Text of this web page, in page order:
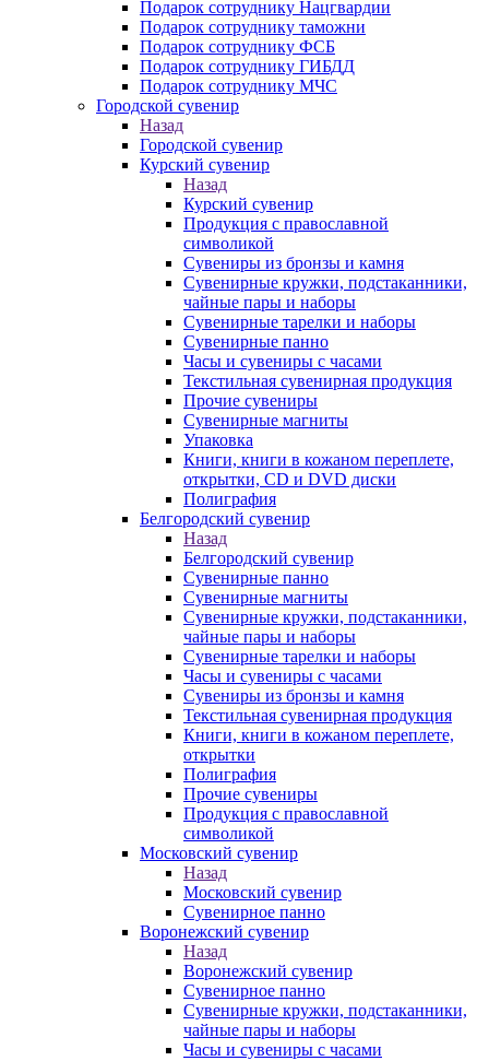
Подарок сотруднику Нацгвардии
Подарок сотруднику таможни
Подарок сотруднику ФСБ
Подарок сотруднику ГИБДД
Подарок сотруднику МЧС
Городской сувенир
Назад
Городской сувенир
Курский сувенир
Назад
Курский сувенир
Продукция с православной
символикой
Сувениры из бронзы и камня
Сувенирные кружки, подстаканники,
чайные пары и наборы
Сувенирные тарелки и наборы
Сувенирные панно
Часы и сувениры с часами
Текстильная сувенирная продукция
Прочие сувениры
Сувенирные магниты
Упаковка
Книги, книги в кожаном переплете,
открытки, CD и DVD диски
Полиграфия
Белгородский сувенир
Назад
Белгородский сувенир
Сувенирные панно
Сувенирные магниты
Сувенирные кружки, подстаканники,
чайные пары и наборы
Сувенирные тарелки и наборы
Часы и сувениры с часами
Сувениры из бронзы и камня
Текстильная сувенирная продукция
Книги, книги в кожаном переплете,
открытки
Полиграфия
Прочие сувениры
Продукция с православной
символикой
Московский сувенир
Назад
Московский сувенир
Сувенирное панно
Воронежский сувенир
Назад
Воронежский сувенир
Сувенирное панно
Сувенирные кружки, подстаканники,
чайные пары и наборы
Часы и сувениры с часами